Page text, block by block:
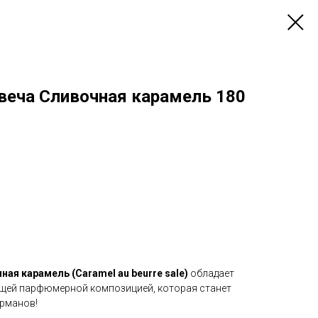
Сливочная карамель 180
карамель (Caramel au beurre sale) обладает
парфюмерной композицией, которая станет